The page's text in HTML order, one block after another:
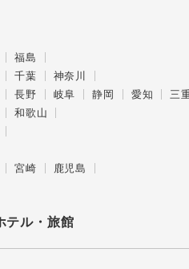
福島
千葉
神奈川
長野 岐阜 静岡 愛知
三
和歌山
宮崎
鹿児島
テル・旅館